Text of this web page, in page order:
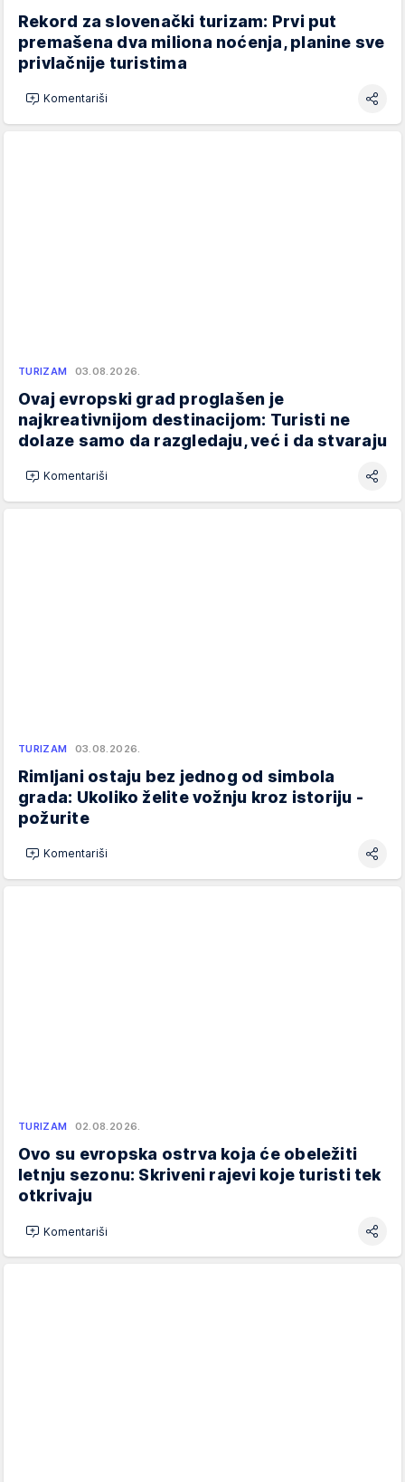
Rekord za slovenački turizam: Prvi put
premašena dva miliona noćenja, planine sve
privlačnije turistima
Komentariši
TURIZAM 03.08.2026.
Ovaj evropski grad proglašen je
najkreativnijom destinacijom: Turisti ne
dolaze samo da razgledaju, već i da stvaraju
Komentariši
TURIZAM 03.08.2026.
Rimljani ostaju bez jednog od simbola
grada: Ukoliko želite vožnju kroz istoriju -
požurite
Komentariši
TURIZAM 02.08.2026.
Ovo su evropska ostrva koja će obeležiti
letnju sezonu: Skriveni rajevi koje turisti tek
otkrivaju
Komentariši